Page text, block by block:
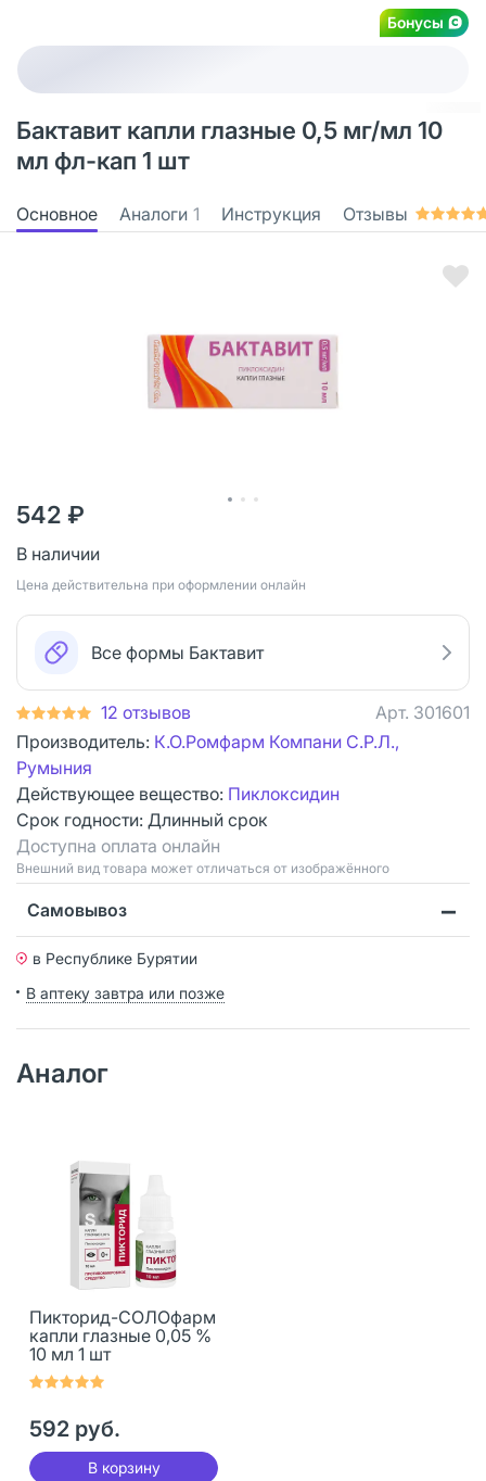
Бонусы
Бактавит капли глазные 0,5 мг/мл 10
мл фл-кап 1 шт
Основное Аналоги 1 Инструкция Отзывы
542 ₽
В наличии
Цена действительна при оформлении онлайн
Все формы Бактавит
12 отзывов Арт. 301601
Производитель: К.О.Ромфарм Компани С.Р.Л.,
Румыния
Действующее вещество: Пиклоксидин
Срок годности: Длинный срок
Доступна оплата онлайн
Bнешний вид товара может отличаться от изображённого
Самовывоз
в Республике Бурятии
В аптеку завтра или позже
Аналог
Пикторид-СОЛОфарм
капли глазные 0,05 %
10 мл 1 шт
592 руб.
В корзину